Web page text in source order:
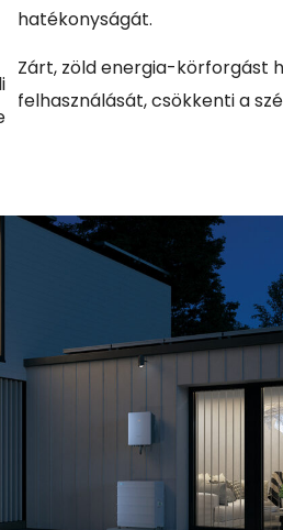
hatékonyságát.
Zárt, zöld energia-körforgást
felhasználását, csökkenti a